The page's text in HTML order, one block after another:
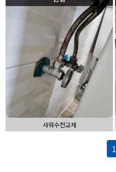
샤워수전교체
1